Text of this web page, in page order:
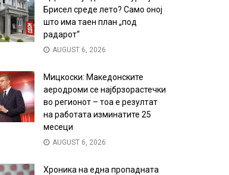
Брисел среде лето? Само оној
што има таен план „под
радарот“
AUGUST 6, 2026
Мицкоски: Македонските
аеродроми се најбрзорастечки
во регионот – тоа е резултат
на работата изминатите 25
месеци
AUGUST 6, 2026
Хроника на една пропадната